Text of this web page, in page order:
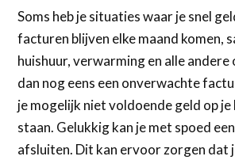
Soms heb je situaties waar je snel
facturen blijven elke maand komen,
huishuur, verwarming en alle andere
dan nog eens een onverwachte
je mogelijk niet voldoende geld op
staan. Gelukkig kan je met spoed
afsluiten. Dit kan ervoor zorgen dat